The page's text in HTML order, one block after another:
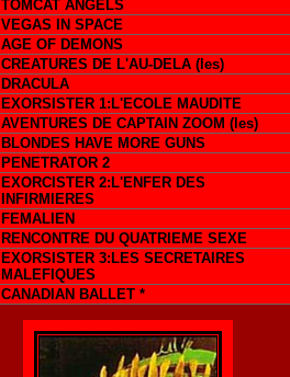
TOMCAT ANGELS
VEGAS IN SPACE
AGE OF DEMONS
CREATURES DE L'AU-DELA (les)
DRACULA
EXORSISTER 1:L'ECOLE MAUDITE
AVENTURES DE CAPTAIN ZOOM (les)
BLONDES HAVE MORE GUNS
PENETRATOR 2
EXORCISTER 2:L'ENFER DES
INFIRMIERES
FEMALIEN
RENCONTRE DU QUATRIEME SEXE
EXORSISTER 3:LES SECRETAIRES
MALEFIQUES
CANADIAN BALLET *